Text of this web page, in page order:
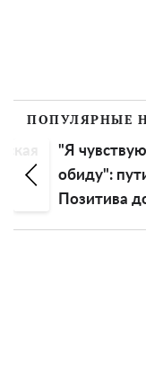
ПОПУЛЯРНЫЕ
"Я
обиду":
Позитива